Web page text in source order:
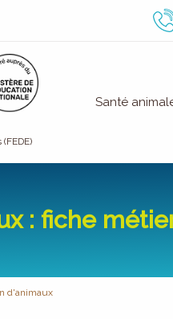
Santé
: fiche
d'animaux